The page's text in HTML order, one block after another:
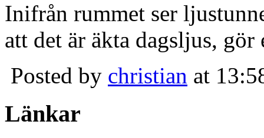
Inifrån rummet ser
att det är äkta dagsljus,
Posted by christian at
Länkar